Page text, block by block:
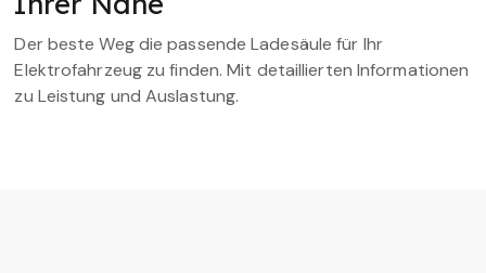
Der beste Weg die passende Ladesäule für Ihr
Elektrofahrzeug zu finden. Mit detaillierten Informationen
zu Leistung und Auslastung.